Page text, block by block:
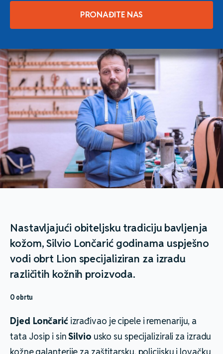
PRONAĐITE NAS
Nastavljajući obiteljsku tradiciju bavljenja
kožom, Silvio Lončarić godinama uspješno
vodi obrt Lion specijaliziran za izradu
različitih kožnih proizvoda.
O obrtu
Djed Lončarićizrađivao je cipele i remenariju, a
tata Josip i sinSilvio usko su specijalizirali za izradu